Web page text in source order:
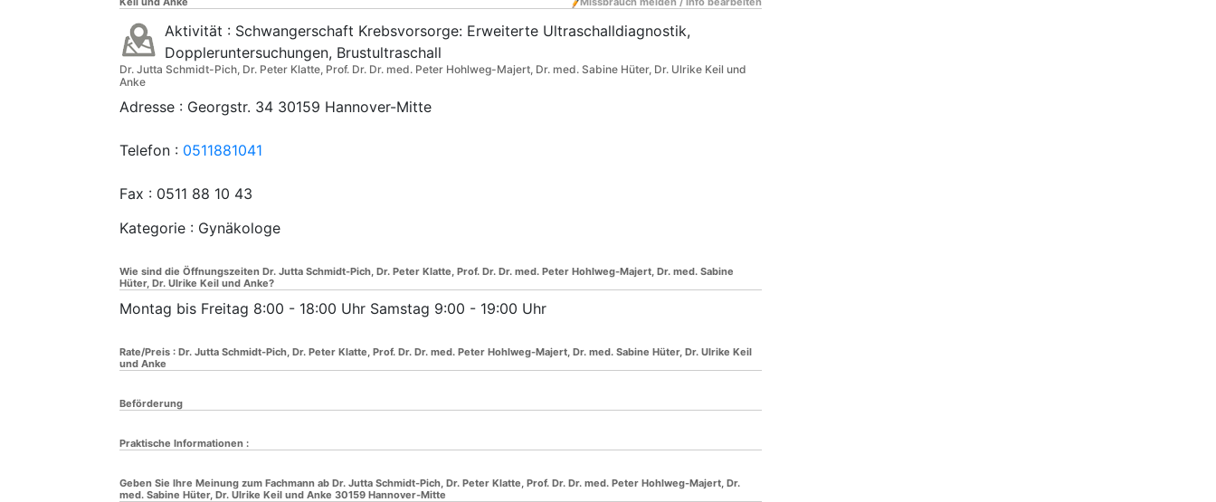
Aktivität : Schwangerschaft Krebsvorsorge: Erweiterte Ultraschalldiagnostik,
Doppleruntersuchungen, Brustultraschall
Dr. Jutta Schmidt-Pich, Dr. Peter Klatte, Prof. Dr. Dr. med. Peter Hohlweg-Majert, Dr. med. Sabine Hüter, Dr. Ulrike Keil und
Anke
Adresse : Georgstr. 34 30159 Hannover-Mitte
Telefon : 0511881041
Fax : 0511 88 10 43
Kategorie : Gynäkologe
Wie sind die Öffnungszeiten Dr. Jutta Schmidt-Pich, Dr. Peter Klatte, Prof. Dr. Dr. med. Peter Hohlweg-Majert, Dr. med. Sabine
Hüter, Dr. Ulrike Keil und Anke?
Montag bis Freitag 8:00 - 18:00 Uhr Samstag 9:00 - 19:00 Uhr
Rate/Preis : Dr. Jutta Schmidt-Pich, Dr. Peter Klatte, Prof. Dr. Dr. med. Peter Hohlweg-Majert, Dr. med. Sabine Hüter, Dr. Ulrike Keil
und Anke
Beförderung
Praktische Informationen :
Geben Sie Ihre Meinung zum Fachmann ab Dr. Jutta Schmidt-Pich, Dr. Peter Klatte, Prof. Dr. Dr. med. Peter Hohlweg-Majert, Dr.
med. Sabine Hüter, Dr. Ulrike Keil und Anke 30159 Hannover-Mitte